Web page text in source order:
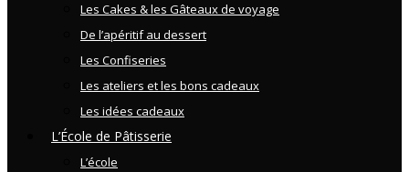
Les Cakes & les Gâteaux de voyage
De l’apéritif au dessert
Les Confiseries
Les ateliers et les bons cadeaux
Les idées cadeaux
L’École de Pâtisserie
L’école